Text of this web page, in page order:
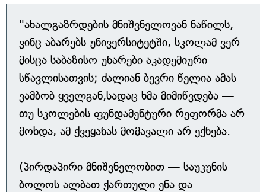
"ახალგაზრდების მნიშვნელოვან ნაწილს,
ვინც აბარებს უნივერსიტეტში, სკოლამ ვერ
მისცა საბაზისო უნარები აკადემიური
სწავლისათვის; ძალიან ბევრი წელია ამას
ვამბობ ყველგან,სადაც ხმა მიმიწვდება —
თუ სკოლების ფუნდამენტური რეფორმა არ
მოხდა, ამ ქვეყანას მომავალი არ ექნება.
(პირდაპირი მნიშვნელობით — საუკუნის
ბოლოს ალბათ ქართული ენა და